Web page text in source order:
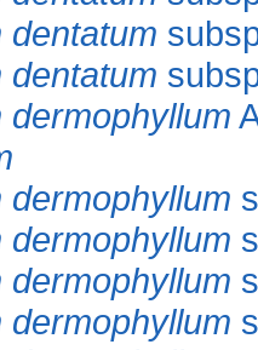
dentatum
dentatum
dermophyllum
dermophyllum
dermophyllum
dermophyllum
dermophyllum